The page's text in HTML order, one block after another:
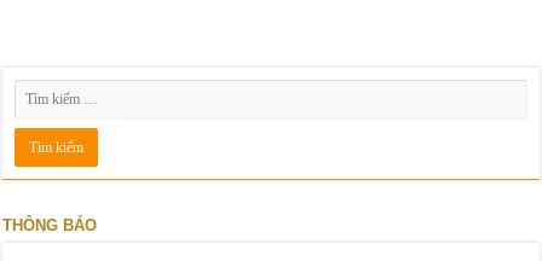
THÔNG BÁO